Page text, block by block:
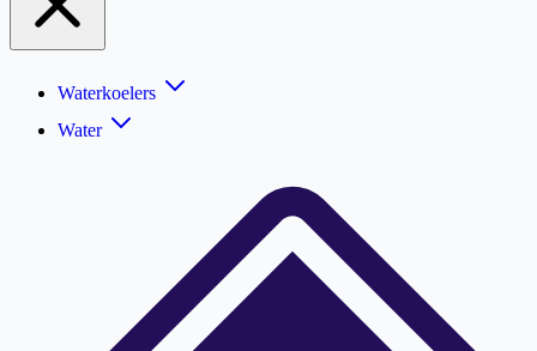
Waterkoelers
Water